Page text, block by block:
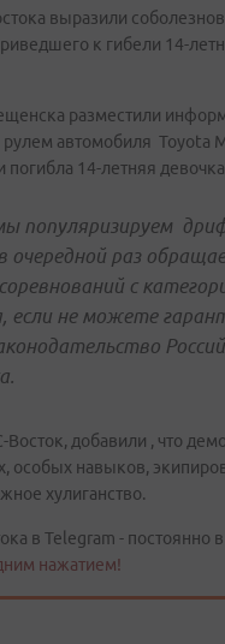
выразили
к гибели 14-
разместили
рулем автомобиля Toyota
погибла 14-летняя
популяризируем
очередной раз
с
если не можете
добавили , что
особых навыков,
хулиганство.
в Telegram - постоянно
нажатием!